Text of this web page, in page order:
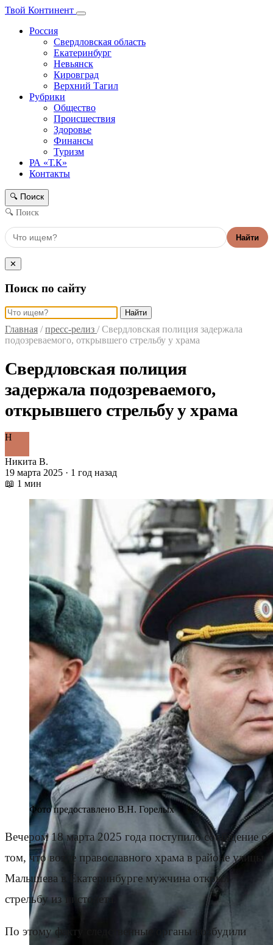
Твой Континент
Россия
Свердловская область
Екатеринбург
Невьянск
Кировград
Верхний Тагил
Рубрики
Общество
Происшествия
Здоровье
Финансы
Туризм
РА «Т.К»
Контакты
🔍 Поиск
🔍 Поиск
Найти
✕
Поиск по сайту
Найти
Главная / пресс-релиз / Свердловская полиция задержала
подозреваемого, открывшего стрельбу у храма
Свердловская полиция
задержала подозреваемого,
открывшего стрельбу у храма
Н
Никита В.
19 марта 2025 · 1 год назад
📖 1 мин
Фото предоставлено В.Н. Горелых
Вечером 18 марта 2025 года поступило сообщение о
том, что возле православного храма в районе улицы
Малышева в Екатеринбурге мужчина открыл
стрельбу из пистолета.
По этому факту следственные органы возбудили